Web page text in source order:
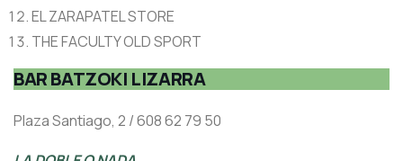
EL ZARAPATEL STORE
THE FACULTY OLD SPORT
BAR BATZOKI LIZARRA
Plaza Santiago, 2 / 608 62 79 50